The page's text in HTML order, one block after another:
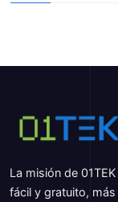
La misión de
fácil y gratuito,